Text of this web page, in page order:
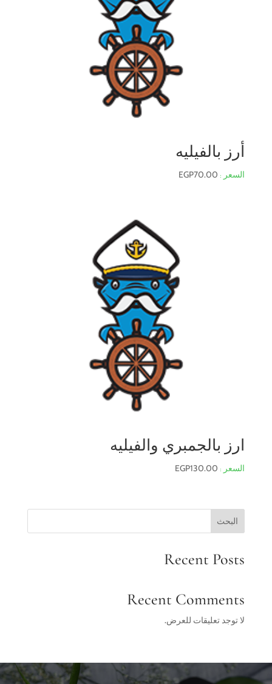
أرز بالفيليه
EGP70.00
ارز بالجمبري والفيليه
EGP130.00
البحث
Recent Posts
Recent Comments
لا توجد تعليقات للعرض.